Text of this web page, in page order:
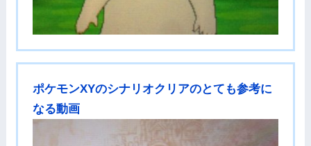
ポケモンXYのシナリオクリアのとても参考に
なる動画